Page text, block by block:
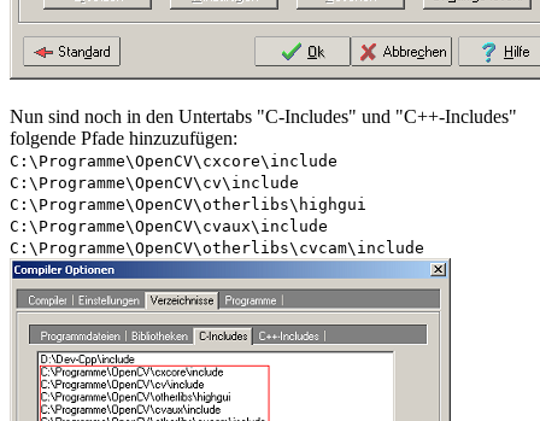
Nun sind noch in den Untertabs "C-Includes" und "C++-Includes"
folgende Pfade hinzuzufügen:
C:\Programme\OpenCV\cxcore\include
C:\Programme\OpenCV\cv\include
C:\Programme\OpenCV\otherlibs\highgui
C:\Programme\OpenCV\cvaux\include
C:\Programme\OpenCV\otherlibs\cvcam\include